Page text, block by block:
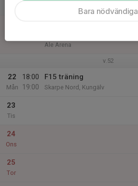
Ale Arena
v.52
22
Mån
18:00
19:00
F15 träning
Skarpe Nord, Kungälv
23
Tis
24
Ons
25
Tor
Bara nödvändiga